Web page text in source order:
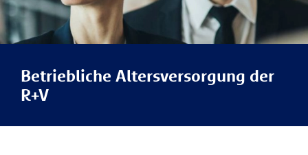
Betriebliche Altersversorgung der
R+V